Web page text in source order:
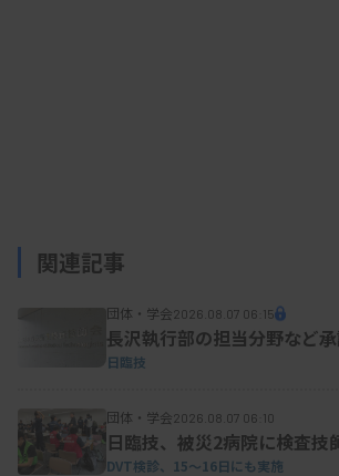
災害時に、臨床検査技師が雇用施
設で医行為を実施することに問題は
員システム等を活用して安定的に人
遣できる仕組みの検討にも入る。
関連記事
団体・学会2026.08.07 06:15
長沢執行部の担当分野など
日臨技
団体・学会2026.08.07 06:10
日臨技、被災2病院に検査技
DVT検診、15～16日にも実施